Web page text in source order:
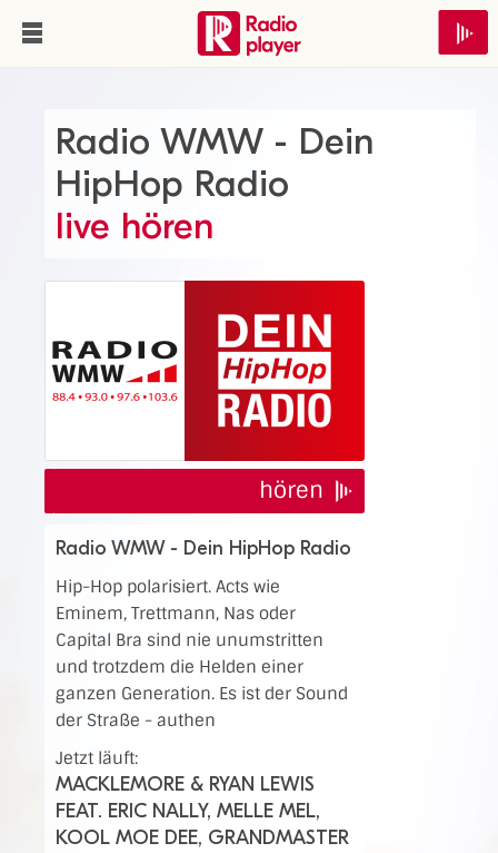
Radio WMW - Dein
HipHop Radio
live hören
hören
Radio WMW - Dein HipHop Radio
Hip-Hop polarisiert. Acts wie
Eminem, Trettmann, Nas oder
Capital Bra sind nie unumstritten
und trotzdem die Helden einer
ganzen Generation. Es ist der Sound
der Straße - authen
Jetzt läuft:
MACKLEMORE & RYAN LEWIS
FEAT. ERIC NALLY, MELLE MEL,
KOOL MOE DEE, GRANDMASTER